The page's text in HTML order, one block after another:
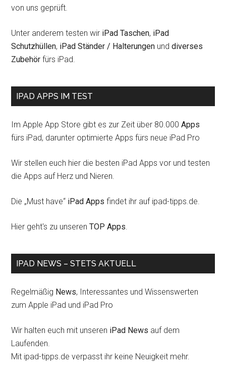
von uns geprüft.
Unter anderem testen wir iPad Taschen, iPad
Schutzhüllen, iPad Ständer / Halterungen unddiverses
Zubehör fürs iPad.
IPAD APPS IM TEST
Im Apple App Store gibt es zur Zeit über 80.000Apps
fürs iPad, darunter optimierte Apps fürs neue iPad Pro
Wir stellen euch hier die besten iPad Apps vor und testen
die Apps auf Herz und Nieren.
Die „Must have“ iPad Apps findet ihr auf ipad-tipps.de.
Hier geht's zu unserenTOP Apps.
IPAD NEWS – STETS AKTUELL
Regelmäßig News, Interessantes und Wissenswerten
zum Apple iPad und iPad Pro
Wir halten euch mit unseren iPad News auf dem
Laufenden.
Mit ipad-tipps.de verpasst ihr keine Neuigkeit mehr.